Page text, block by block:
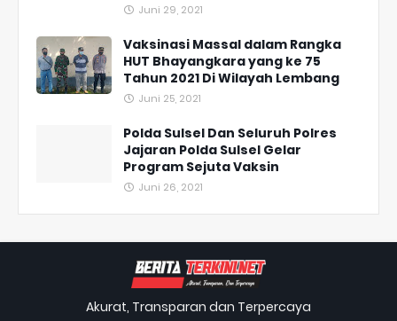
Juni 29, 2021
Vaksinasi Massal dalam Rangka
HUT Bhayangkara yang ke 75
Tahun 2021 Di Wilayah Lembang
Juni 25, 2021
Polda Sulsel Dan Seluruh Polres
Jajaran Polda Sulsel Gelar
Program Sejuta Vaksin
Juni 26, 2021
Akurat, Transparan dan Terpercaya